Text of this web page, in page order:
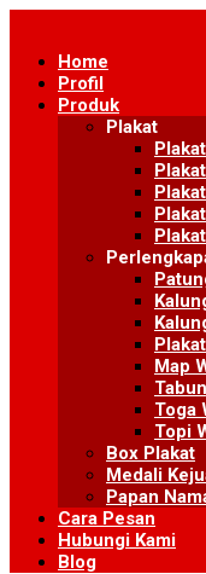
contentHome
Profil
Produk
Plakat
Map
Toga
Topi
Box Plakat
Medali
Papan
Cara Pesan
Hubungi Kami
Blog